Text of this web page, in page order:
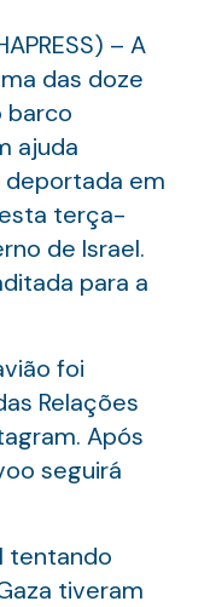
– A
das doze
barco
ajuda
deportada em
terça-
de Israel.
para a
foi
Relações
Após
seguirá
tentando
tiveram